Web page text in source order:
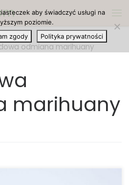
odmiana marihuany
marihuany
aby świadczyć usługi na
poziomie.
zgody Polityka prywatności